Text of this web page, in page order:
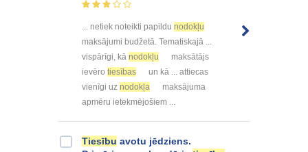
... netiek noteikti papildu nodokļu
maksājumi budžetā. Tematiskajā ...
vispārīgi, kā nodokļu
maksātājs
ievēro tiesības
un kā ... attiecas
vienīgi uz nodokļa
maksājuma
apmēru ietekmējošiem ...
Tiesību avotu jēdziens.